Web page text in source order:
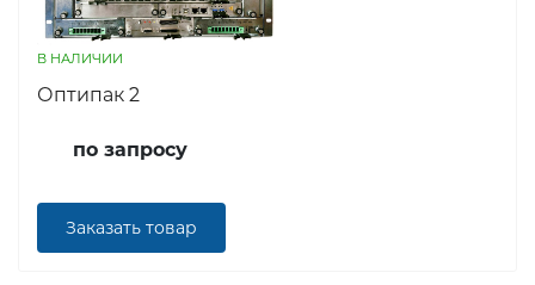
В НАЛИЧИИ
Оптипак 2
по запросу
Заказать товар